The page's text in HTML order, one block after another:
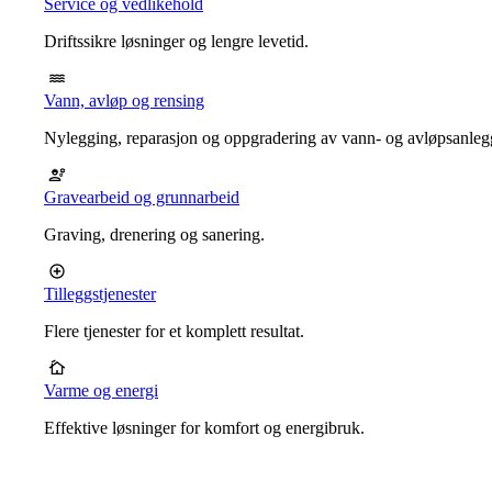
Driftssikre løsninger og lengre levetid.
Vann, avløp og rensing
Nylegging, reparasjon og oppgradering av vann- og
Gravearbeid og grunnarbeid
Graving, drenering og sanering.
Tilleggstjenester
Flere tjenester for et komplett resultat.
Varme og energi
Effektive løsninger for komfort og energibruk.